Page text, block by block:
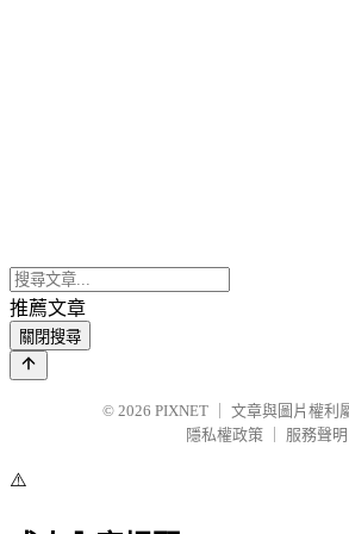
推薦文章
關閉搜尋
© 2026 PIXNET
文章與圖片權利
隱私權政策
服務聲明
⚠️